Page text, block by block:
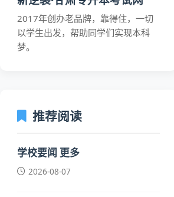
2017年创办老品牌，靠得住，一切
以学生出发，帮助同学们实现本科
梦。
推荐阅读
学校要闻 更多
2026-08-07